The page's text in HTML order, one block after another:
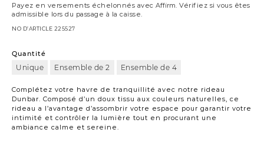
Payez en versements échelonnés avec Affirm. Vérifiez si vous êtes
admissible lors du passage à la caisse.
NO D’ARTICLE 225527
Complétez votre havre de tranquillité avec notre rideau
Dunbar. Composé d’un doux tissu aux couleurs naturelles, ce
rideau a l’avantage d’assombrir votre espace pour garantir votre
intimité et contrôler la lumière tout en procurant une
ambiance calme et sereine.
Quantité
Unique Ensemble de 2 Ensemble de 4